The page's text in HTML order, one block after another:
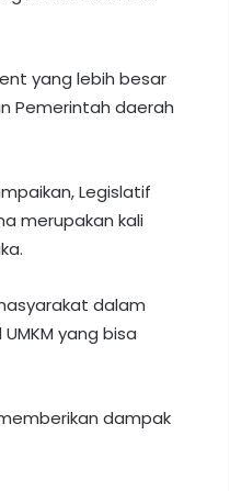
yang lebih besar
Pemerintah daerah
Legislatif
merupakan kali
dalam
yang bisa
dampak